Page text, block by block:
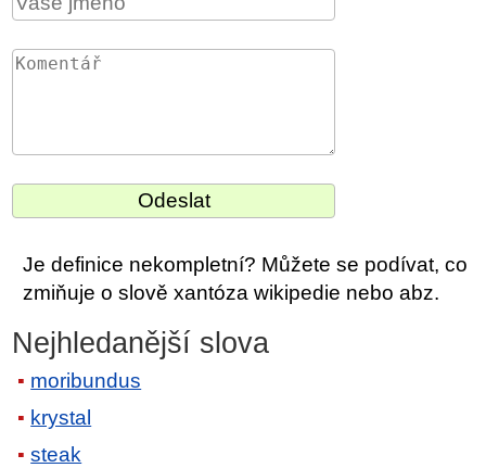
Je definice nekompletní? Můžete se podívat, co
zmiňuje o slově xantóza wikipedie nebo abz.
Nejhledanější slova
moribundus
krystal
steak